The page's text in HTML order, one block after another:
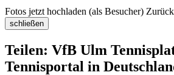
Fotos jetzt hochladen (als Besucher)
schließen
Teilen: VfB Ulm
Tennisportal in